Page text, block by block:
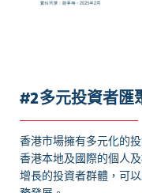
#2多元投資者匯
香港市場擁有多元化的
香港本地及國際的個人
增長的投資者群體，可